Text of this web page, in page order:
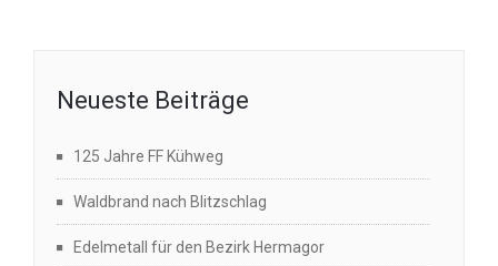
Neueste Beiträge
125 Jahre FF Kühweg
Waldbrand nach Blitzschlag
Edelmetall für den Bezirk Hermagor